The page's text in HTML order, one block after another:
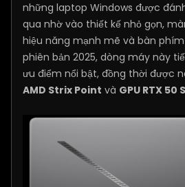
những laptop Windows được
qua nhờ vào thiết kế nhỏ gọn,
hiệu năng mạnh mẽ và bàn
phiên bản 2025, dòng máy này
ưu điểm nổi bật, đồng thời được
AMD Strix Point và GPU RTX 50